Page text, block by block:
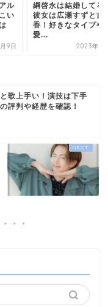
ル
い
9日
綱啓永は結婚してる
彼女は広瀬すずと吉
香！好きなタイプや
愛...
2023年7
歌上手い！演技は下手
評判や経歴を確認！